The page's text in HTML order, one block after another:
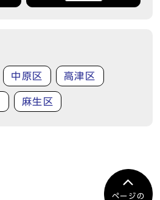
中原区 高津区
麻生区
ページの